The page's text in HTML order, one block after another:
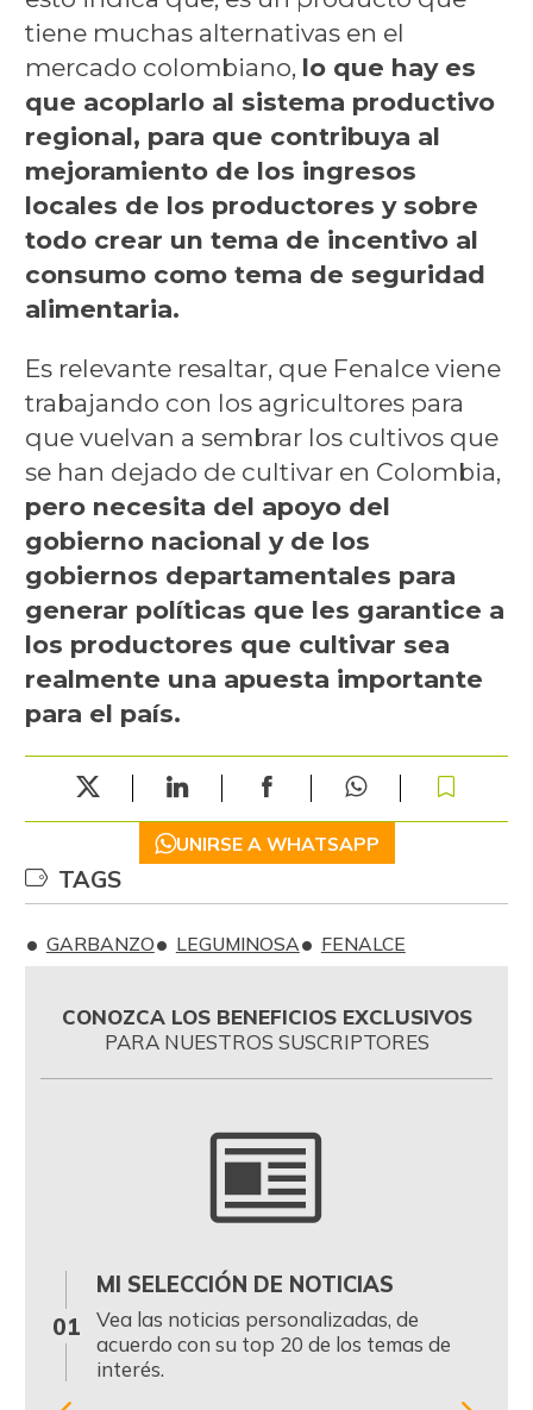
tiene muchas alternativas en el
mercado colombiano, lo que hay es
que acoplarlo al sistema productivo
regional, para que contribuya al
mejoramiento de los ingresos
locales de los productores y sobre
todo crear un tema de incentivo al
consumo como tema de seguridad
alimentaria.
Es relevante resaltar, que Fenalce viene
trabajando con los agricultores para
que vuelvan a sembrar los cultivos que
se han dejado de cultivar en Colombia,
pero necesita del apoyo del
gobierno nacional y de los
gobiernos departamentales para
generar políticas que les garantice a
los productores que cultivar sea
realmente una apuesta importante
para el país.
UNIRSE A WHATSAPP
TAGS
GARBANZO LEGUMINOSA FENALCE
CONOZCA LOS BENEFICIOS EXCLUSIVOS
PARA NUESTROS SUSCRIPTORES
01
MI SELECCIÓN DE NOTICIAS
Vea las noticias personalizadas, de
acuerdo con su top 20 de los temas de
interés.